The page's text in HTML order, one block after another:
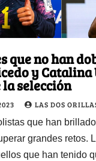
que no han
y Catalina
selección
LAS DOS
que han
grandes retos.
que han tenido